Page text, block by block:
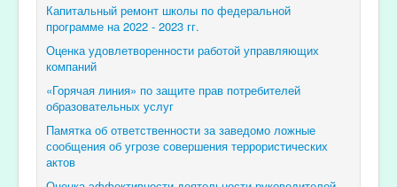
Капитальный ремонт школы по федеральной
программе на 2022 - 2023 гг.
Оценка удовлетворенности работой управляющих
компаний
«Горячая линия» по защите прав потребителей
образовательных услуг
Памятка об ответственности за заведомо ложные
сообщения об угрозе совершения террористических
актов